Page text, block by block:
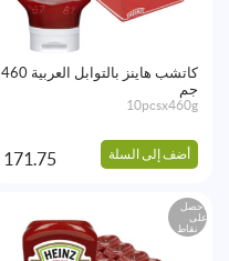
كاتشب هاينز بالتوابل العربية 460
جم
10pcsx460g
أضف إلى السلة 171.75
احصل
على
نقاط